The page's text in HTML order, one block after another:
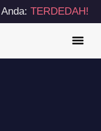
TERDEDAH!